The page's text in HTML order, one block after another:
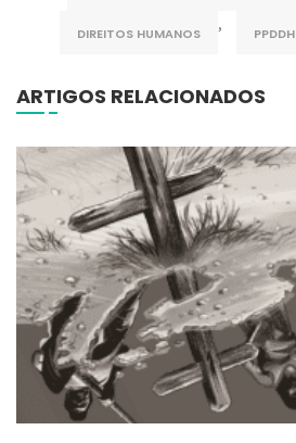
DIREITOS HUMANOS , PPDDH
ARTIGOS RELACIONADOS